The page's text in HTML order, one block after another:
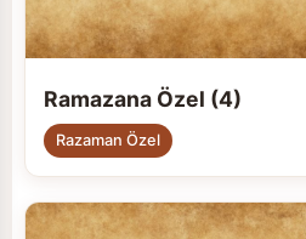
Ramazana Özel (4)
Razaman Özel